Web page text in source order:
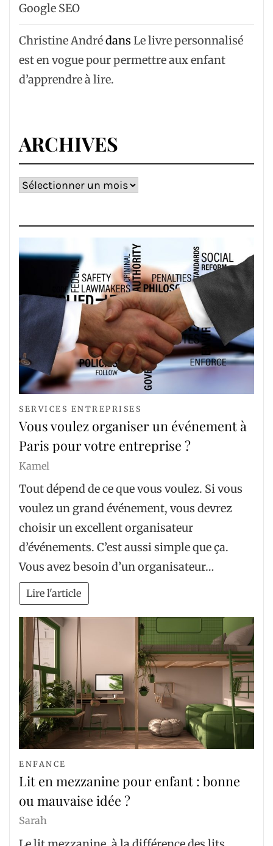
Google SEO
Christine Andrédans Le livre personnalisé
est en vogue pour permettre aux enfant
d’apprendre à lire.
ARCHIVES
Archives
SERVICES ENTREPRISES
Vous voulez organiser un événement à
Paris pour votre entreprise ?
Kamel
Tout dépend de ce que vous voulez. Si vous
voulez un grand événement, vous devrez
choisir un excellent organisateur
d’événements. C’est aussi simple que ça.
Vous avez besoin d’un organisateur…
Lire l'article
ENFANCE
Lit en mezzanine pour enfant : bonne
ou mauvaise idée ?
Sarah